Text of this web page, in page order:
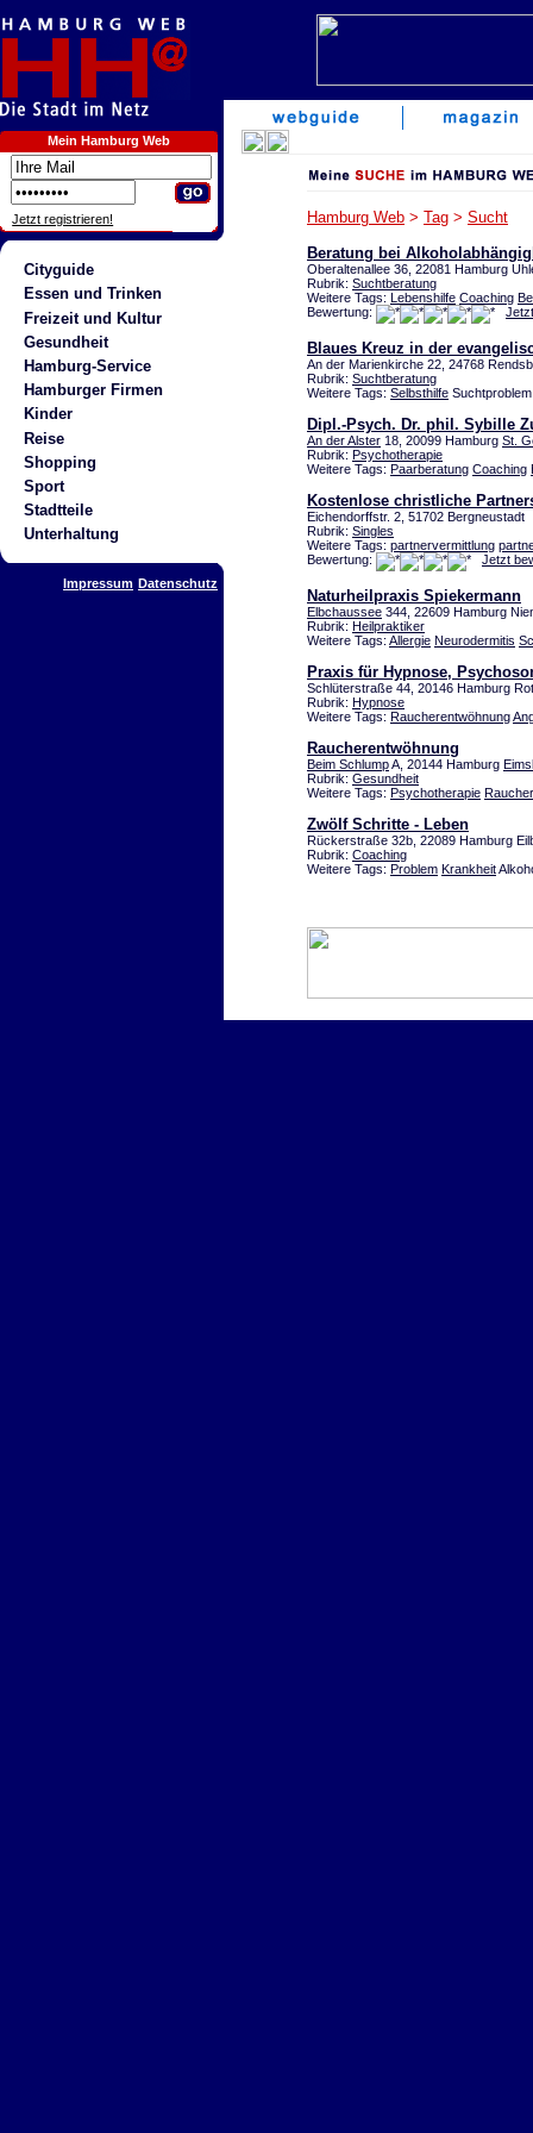
Mein Hamburg Web
Jetzt registrieren!
Cityguide
Essen und Trinken
Freizeit und Kultur
Gesundheit
Hamburg-Service
Hamburger Firmen
Kinder
Reise
Shopping
Sport
Stadtteile
Unterhaltung
Impressum Datenschutz
Hamburg Web > Tag > Sucht
Beratung bei
Oberaltenallee 36, 22081 Hamburg
Rubrik: Suchtberatung
Weitere Tags: Lebenshilfe Coaching
Bewertung:
Blaues Kreuz in der
An der Marienkirche 22, 24768
Rubrik: Suchtberatung
Weitere Tags: Selbsthilfe
Dipl.-Psych. Dr. phil. Sybille
An der Alster 18, 20099 Hamburg St.
Rubrik: Psychotherapie
Weitere Tags: Paarberatung Coaching
Kostenlose christliche
Eichendorffstr. 2, 51702 Bergneustadt
Rubrik: Singles
Weitere Tags: partnervermittlung
Bewertung:
Jetzt
Naturheilpraxis Spiekermann
Elbchaussee 344, 22609 Hamburg
Rubrik: Heilpraktiker
Weitere Tags: Allergie Neurodermitis
Praxis für Hypnose,
Schlüterstraße 44, 20146 Hamburg
Rubrik: Hypnose
Weitere Tags: Raucherentwöhnung
Raucherentwöhnung
Beim SchlumpA, 20144 Hamburg
Rubrik: Gesundheit
Weitere Tags: Psychotherapie
Zwölf Schritte - Leben
Rückerstraße 32b, 22089 Hamburg
Rubrik: Coaching
Weitere Tags: Problem Krankheit